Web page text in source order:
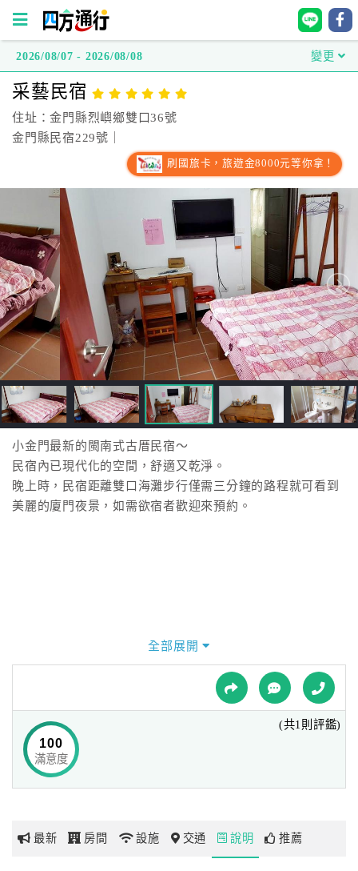
方
通
行
台
灣
訂
房
直
接
跟
飯
店
訂
房
HOT
球
網
玩
2026/08/07 - 2026/08/08 變更
采藝民宿
住址：金門縣烈嶼鄉雙口36號
金門縣民宿229號｜
刷國旅卡，旅遊金8000元等你拿！
小金門最新的閩南式古厝民宿～
民宿內已現代化的空間，舒適又乾淨。
晚上時，民宿距離雙口海灘步行僅需三分鐘的路程就可看到
美麗的廈門夜景，如需欲宿者歡迎來預約。
全部展開
100
滿意度
(共1則評鑑)
最新 房間 設施 交通 說明 推薦